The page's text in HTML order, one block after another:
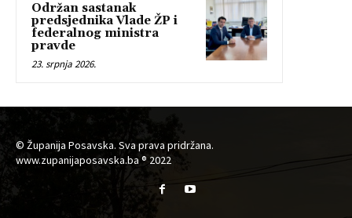
Održan sastanak
predsjednika Vlade ŽP i
federalnog ministra
pravde
23. srpnja 2026.
© Županija Posavska. Sva prava pridržana.
www.zupanijaposavska.ba ® 2022